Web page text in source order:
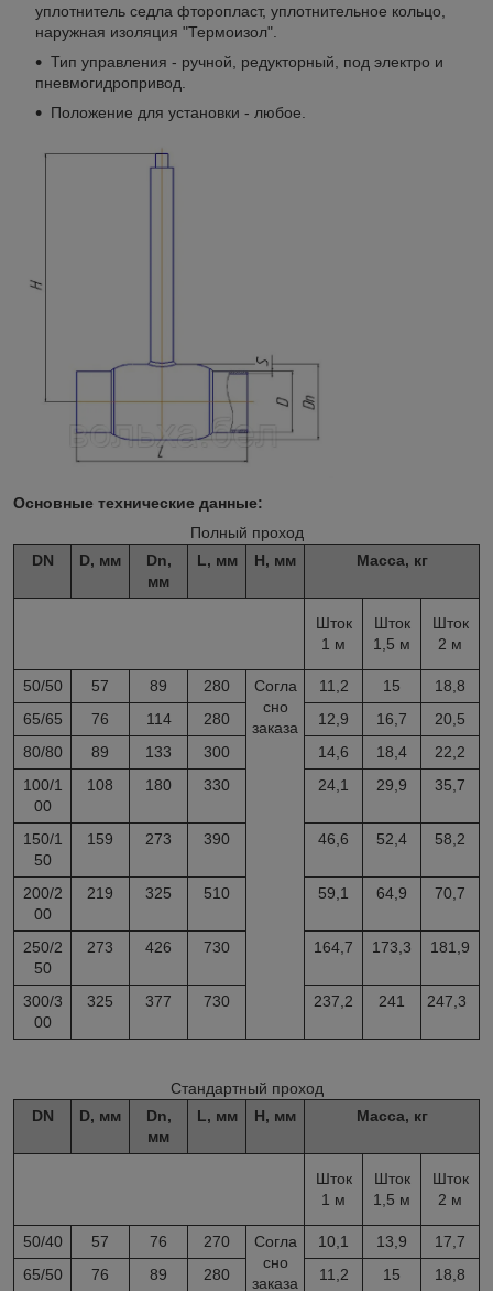
уплотнитель седла фторопласт, уплотнительное кольцо,
наружная изоляция "Термоизол".
Тип управления - ручной, редукторный, под электро и
пневмогидропривод.
Положение для установки - любое.
Основные технические данные:
Полный проход
DN
D, мм
Dn,
мм
L, мм H, мм Масса, кг
Шток
1 м
Шток
1,5 м
Шток
2 м
50/50 57 89 280
Согла
сно
заказа
11,2 15
18,8
65/65
76 114 280 12,9 16,7
20,5
80/80
89 133 300 14,6 18,4
22,2
100/1
00
108 180 330 24,1 29,9 35,7
150/1
50
159 273 390 46,6 52,4 58,2
200/2
00
219 325 510 59,1 64,9 70,7
250/2
50
273 426 730 164,7 173,3 181,9
300/3
00
325 377 730 237,2 241 247,3
Стандартный проход
DN
D, мм
Dn,
мм
L, мм H, мм Масса, кг
Шток
1 м
Шток
1,5 м
Шток
2 м
50/40 57 76 270
Согла
сно
заказа
10,1 13,9
17,7
65/50
76 89 280 11,2 15 18,8